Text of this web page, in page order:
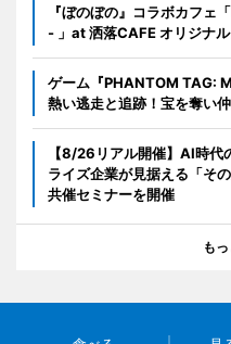
『ぼのぼの』コラボカフ
- 」at 洒落CAFE オリジナ
ゲーム『PHANTOM TAG:
熱い逃走と追跡！宝を奪い
【8/26リアル開催】AI時
ライズ企業が見据える「そ
共催セミナーを開催
も